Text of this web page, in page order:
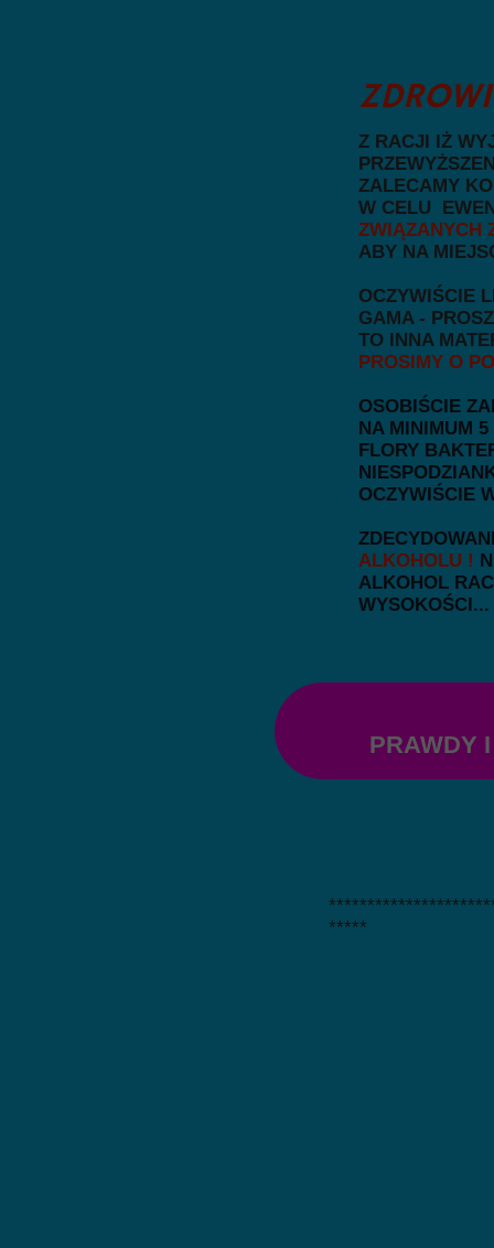
PRAWDY
Z RACJI IŻ
ZALECAMY
W CELU
ZWIĄZANYCH
ABY NA
OCZYWIŚCIE
GAMA -
TO INNA
PROSIMY O
OSOBIŚCIE
NA MINIMUM
FLORY
OCZYWIŚCIE
ALKOHOLU !
ALKOHOL
WYSOKOŚCI...
*****